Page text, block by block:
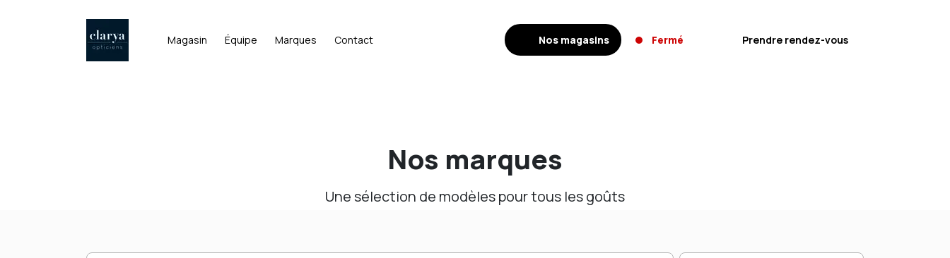
Magasin Équipe Marques Contact Nos magasins Fermé Prendre rendez-vous
Nos marques
Une sélection de modèles pour tous les goûts